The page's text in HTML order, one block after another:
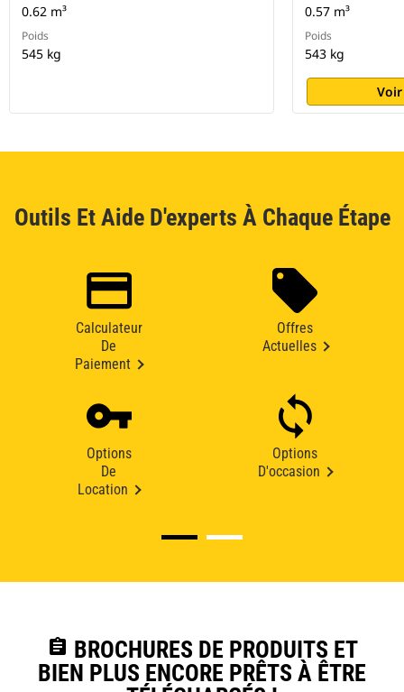
0.62 m³
Poids
545 kg
0.57 m³
Poids
543 kg
Outils Et Aide D'experts À Chaque Étape
Calculateur
De
Paiement
Offres
Actuelles
Options
De
Location
Options
D'occasion
assignment BROCHURES DE PRODUITS ET
BIEN PLUS ENCORE PRÊTS À ÊTRE